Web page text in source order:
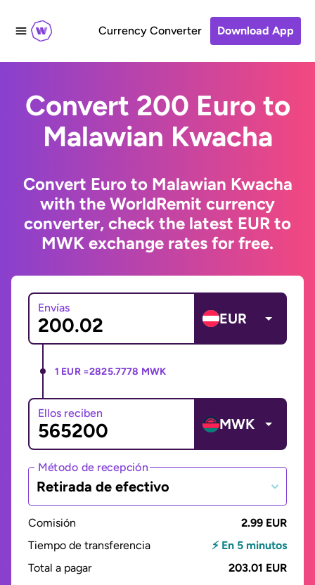
Currency Converter Download App
Convert 200 Euro to
Malawian Kwacha
Convert Euro to Malawian Kwacha
with the WorldRemit currency
converter, check the latest EUR to
MWK exchange rates for free.
Envías
EUR
1 EUR =2825.7778 MWK
Ellos reciben
MWK
Método de recepción
Retirada de efectivo
Comisión
2.99 EUR
Tiempo de transferencia
⚡ En 5 minutos
Total a pagar
203.01 EUR